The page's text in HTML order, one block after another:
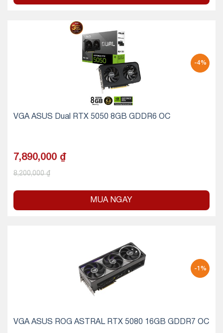
-4%
VGA ASUS Dual RTX 5050 8GB GDDR6 OC
7,890,000 ₫
8,200,000₫
MUA NGAY
-1%
VGA ASUS ROG ASTRAL RTX 5080 16GB GDDR7 OC